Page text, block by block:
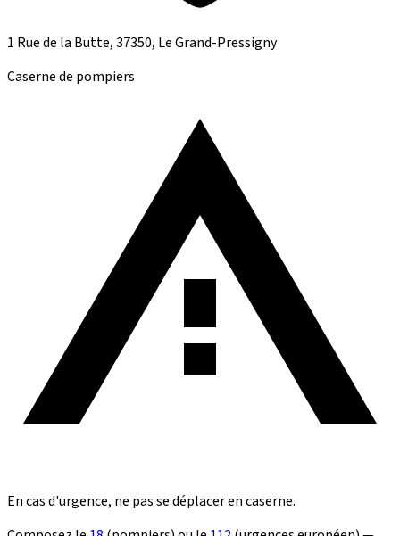
1 Rue de la Butte, 37350, Le Grand-Pressigny
Caserne de pompiers
En cas d'urgence, ne pas se déplacer en caserne.